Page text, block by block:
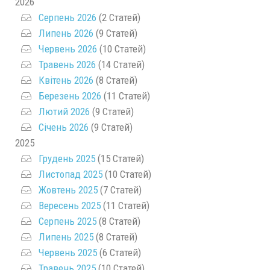
Серпень 2026 (2 Статей)
Липень 2026 (9 Статей)
Червень 2026 (10 Статей)
Травень 2026 (14 Статей)
Квітень 2026 (8 Статей)
Березень 2026 (11 Статей)
Лютий 2026 (9 Статей)
Січень 2026 (9 Статей)
2025
Грудень 2025 (15 Статей)
Листопад 2025 (10 Статей)
Жовтень 2025 (7 Статей)
Вересень 2025 (11 Статей)
Серпень 2025 (8 Статей)
Липень 2025 (8 Статей)
Червень 2025 (6 Статей)